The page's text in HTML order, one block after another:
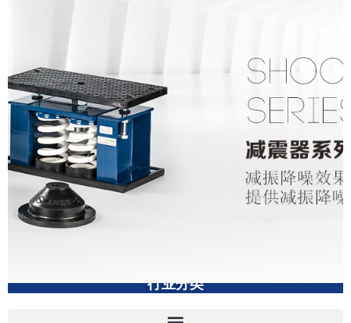
行业分类